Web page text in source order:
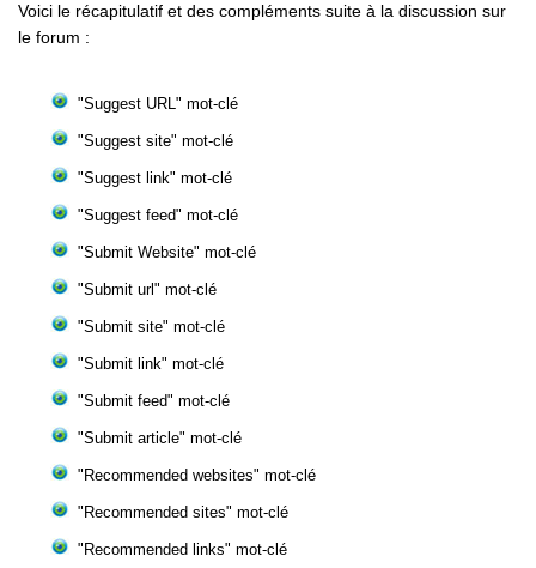
Voici le récapitulatif et des compléments suite à la discussion sur
le forum :
"Suggest URL" mot-clé
"Suggest site" mot-clé
"Suggest link" mot-clé
"Suggest feed" mot-clé
"Submit Website" mot-clé
"Submit url" mot-clé
"Submit site" mot-clé
"Submit link" mot-clé
"Submit feed" mot-clé
"Submit article" mot-clé
"Recommended websites" mot-clé
"Recommended sites" mot-clé
"Recommended links" mot-clé